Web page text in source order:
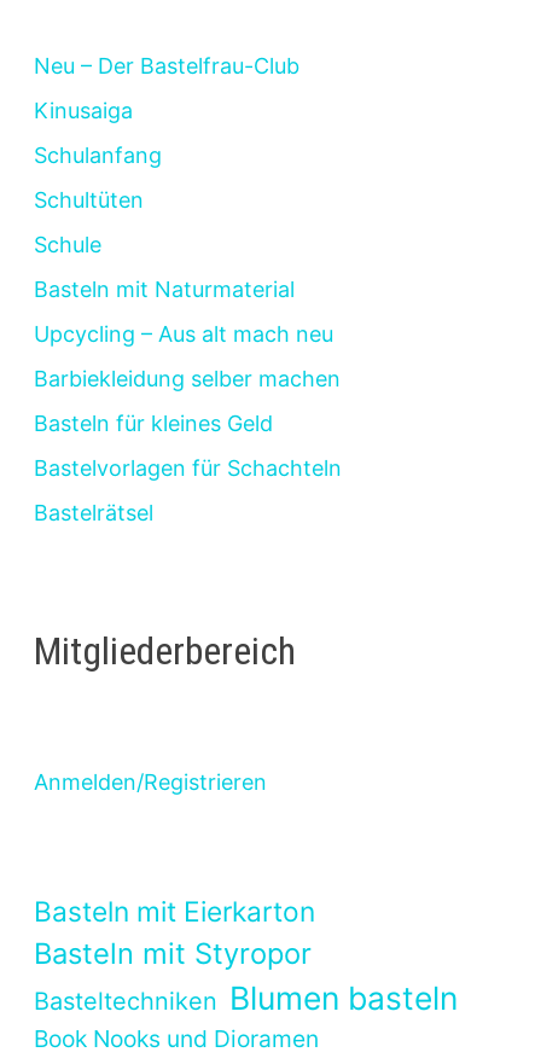
Neu – Der Bastelfrau-Club
Kinusaiga
Schulanfang
Schultüten
Schule
Basteln mit Naturmaterial
Upcycling – Aus alt mach neu
Barbiekleidung selber machen
Basteln für kleines Geld
Bastelvorlagen für Schachteln
Bastelrätsel
Mitgliederbereich
Anmelden/Registrieren
Basteln mit Eierkarton
Basteln mit Styropor
Basteltechniken Blumen basteln
Book Nooks und Dioramen